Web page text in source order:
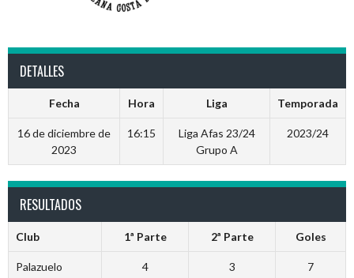
DETALLES
Fecha Hora Liga Temporada
16 de diciembre de
2023
16:15
Liga Afas 23/24
Grupo A
2023/24
RESULTADOS
Club 1ª Parte 2ª Parte Goles
Palazuelo 4 3 7